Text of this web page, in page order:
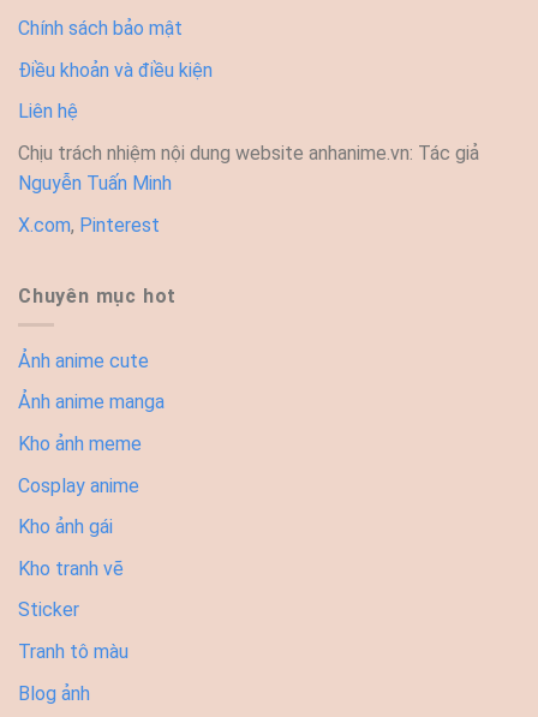
Chính sách bảo mật
Điều khoản và điều kiện
Liên hệ
Chịu trách nhiệm nội dung website anhanime.vn: Tác giả
Nguyễn Tuấn Minh
X.com, Pinterest
Chuyên mục hot
Ảnh anime cute
Ảnh anime manga
Kho ảnh meme
Cosplay anime
Kho ảnh gái
Kho tranh vẽ
Sticker
Tranh tô màu
Blog ảnh